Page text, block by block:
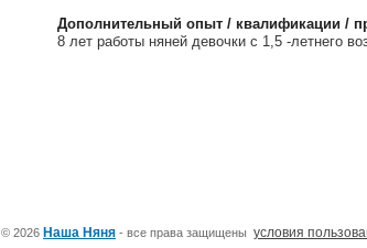
Дополнительный опыт / квалификации /
8 лет работы няней девочки с 1,5 -летнего
© 2026 Наша Няня - все права защищены условия